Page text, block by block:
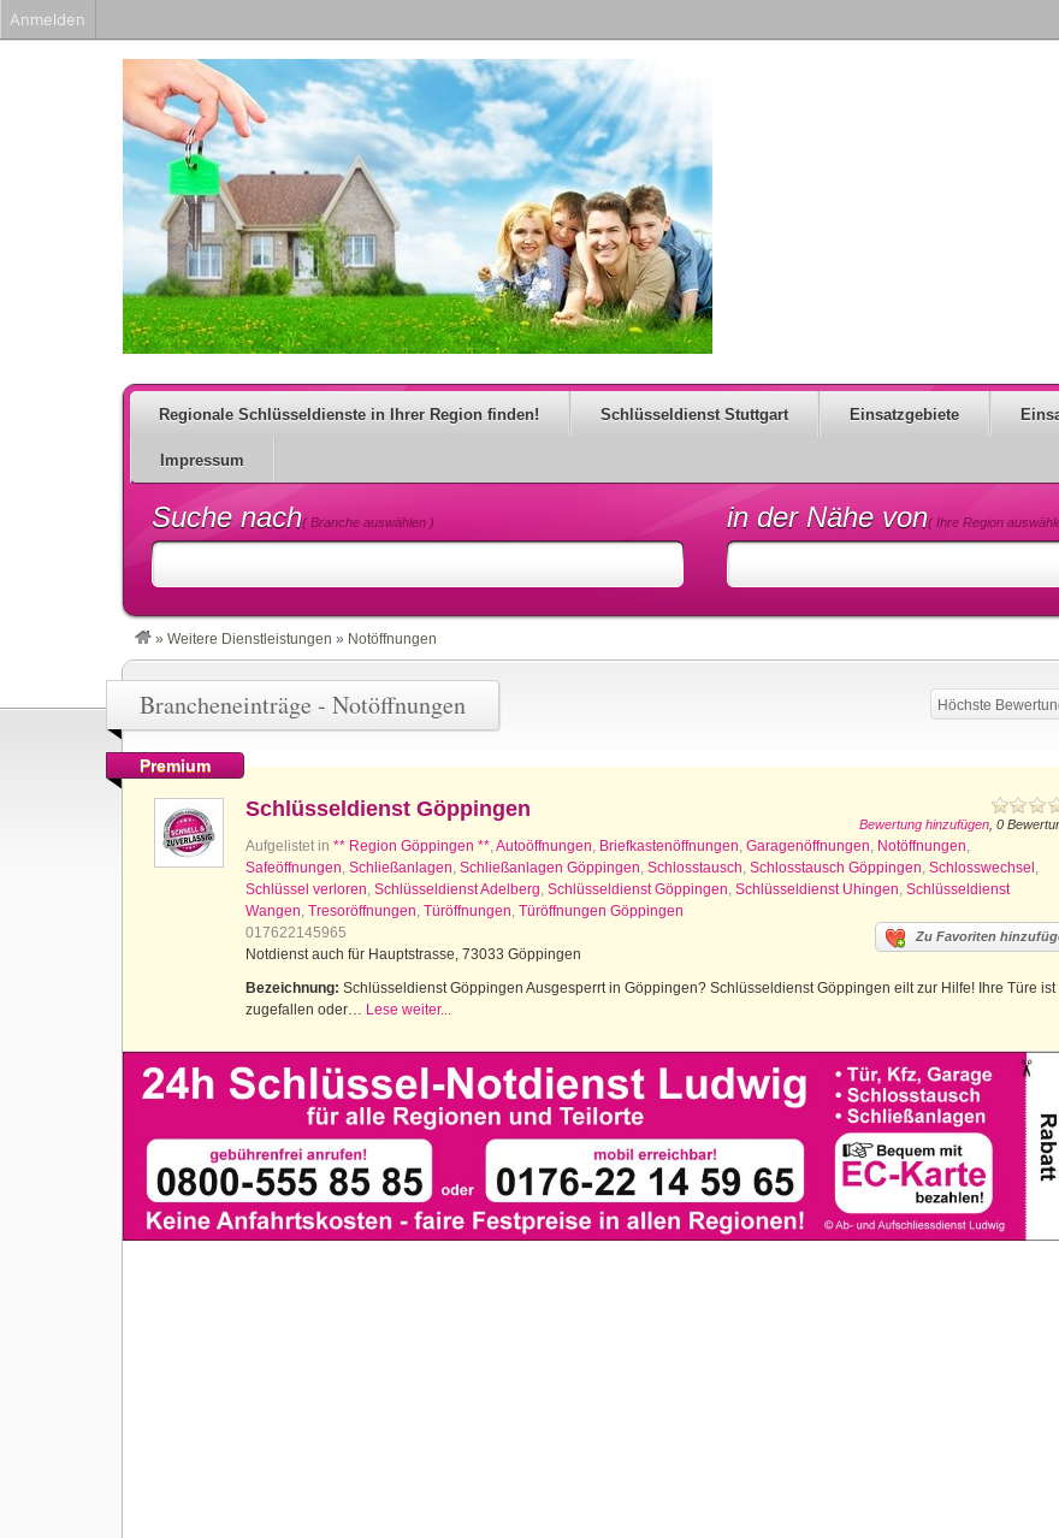
Regionale Schlüsseldienste in Ihrer Region finden! Schlüsseldienst Stuttgart Einsatzgebiete
Impressum
Suche nach( Branche auswählen ) in der Nähe von( Ihre Region
» Weitere Dienstleistungen » Notöffnungen
Brancheneinträge - Notöffnungen Höchste
Premium
Bewertung hinzufügen , 0
Schlüsseldienst Göppingen
Aufgelistet in ** Region Göppingen **,Autoöffnungen, Briefkastenöffnungen, Garagenöffnungen, Notöffnungen,
Safeöffnungen, Schließanlagen, Schließanlagen Göppingen, Schlosstausch, Schlosstausch Göppingen, Schlosswechsel ,
Schlüssel verloren, Schlüsseldienst Adelberg, Schlüsseldienst Göppingen, Schlüsseldienst Uhingen, Schlüsseldienst
Wangen, Tresoröffnungen, Türöffnungen, Türöffnungen Göppingen
Zu Favoriten
017622145965
Notdienst auch für Hauptstrasse, 73033 Göppingen
Bezeichnung: Schlüsseldienst Göppingen Ausgesperrt in Göppingen? Schlüsseldienst Göppingen eilt zur Hilfe! Ihre Türe ist
zugefallen oder… Lese weiter...
Anmelden